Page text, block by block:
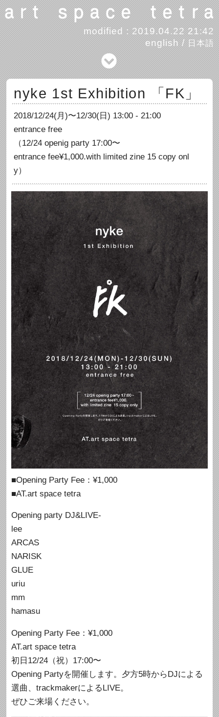
modified : 2019.04.22 21:42
english/日本語
nyke 1st Exhibition 「FK」
2018/12/24(月)〜12/30(日) 13:00 - 21:00
entrance free
（12/24 openig party 17:00〜
entrance fee¥1,000.with limited zine 15 copy onl
y）
■Opening Party Fee：¥1,000
■AT.art space tetra
Opening party DJ&LIVE-
lee
ARCAS
NARISK
GLUE
uriu
mm
hamasu
Opening Party Fee：¥1,000
AT.art space tetra
初日12/24（祝）17:00〜
Opening Partyを開催します。夕方5時からDJによる
選曲、trackmakerによるLIVE。
ぜひご来場ください。